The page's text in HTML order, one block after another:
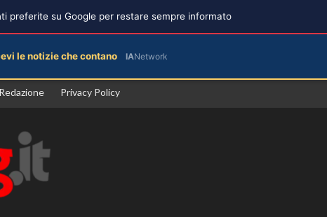
Redazione Privacy Policy
preferite su Google per restare sempre informato
le notizie che contano IANetwork